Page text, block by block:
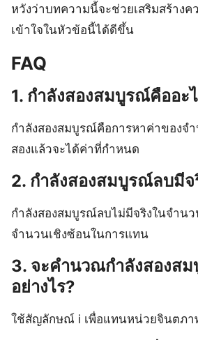
หวังว่าบทความนี้จะช่วยเสริมสร้างค
เข้าใจในหัวข้อนี้ได้ดีขึ้น
FAQ
1. กําลังสองสมบูรณ์คืออะ
กําลังสองสมบูรณ์คือการหาค่าของจ
สองแล้วจะได้ค่าที่กำหนด
2. กําลังสองสมบูรณ์ลบมีจ
กําลังสองสมบูรณ์ลบไม่มีจริงในจำน
จำนวนเชิงซ้อนในการแทน
3. จะคำนวณกําลังสองส
อย่างไร?
ใช้สัญลักษณ์ i เพื่อแทนหน่วยจินตภา